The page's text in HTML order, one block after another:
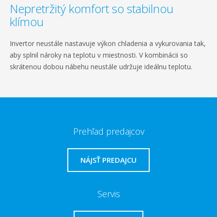
Nepretržitý komfort so stabilnou
klímou
Invertor neustále nastavuje výkon chladenia a vykurovania tak,
aby splnil nároky na teplotu v miestnosti. V kombinácii so
skrátenou dobou nábehu neustále udržuje ideálnu teplotu.
Prehľad predajcov
NÁJSŤ PREDAJCU
Servis